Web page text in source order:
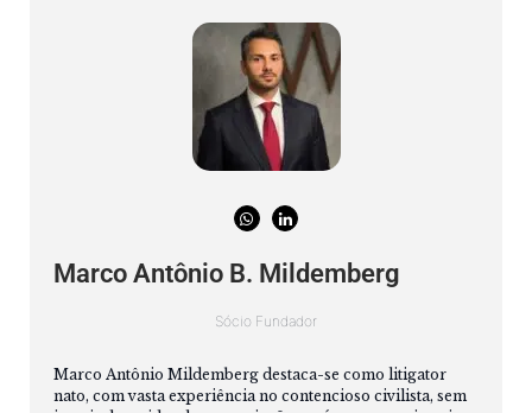
Marco Antônio B. Mildemberg
Sócio Fundador
Marco Antônio Mildemberg destaca-se como litigator
nato, com vasta experiência no contencioso civilista, sem